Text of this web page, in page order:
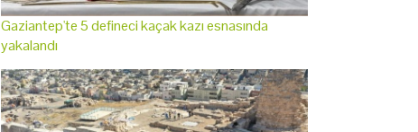
Gaziantep'te 5 defineci kaçak kazı esnasında
yakalandı